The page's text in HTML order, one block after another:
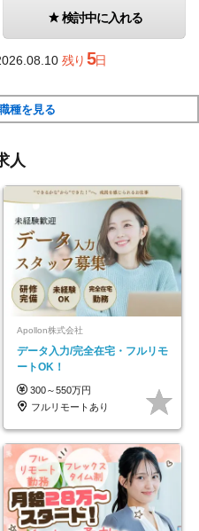
検討中に入れる
残り 5日
種を見る
人
Apollon株式会社
データ入力/完全在宅・フルリモ
ートOK！
300～550万円
フルリモートあり